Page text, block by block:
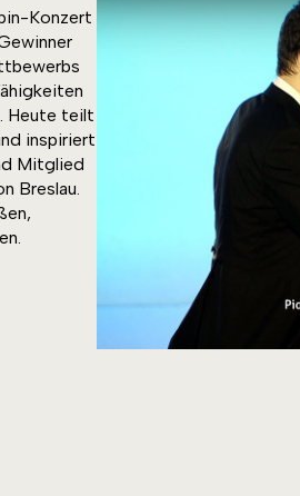
Konzert
Heute teilt
inspiriert
Mitglied
Breslau.